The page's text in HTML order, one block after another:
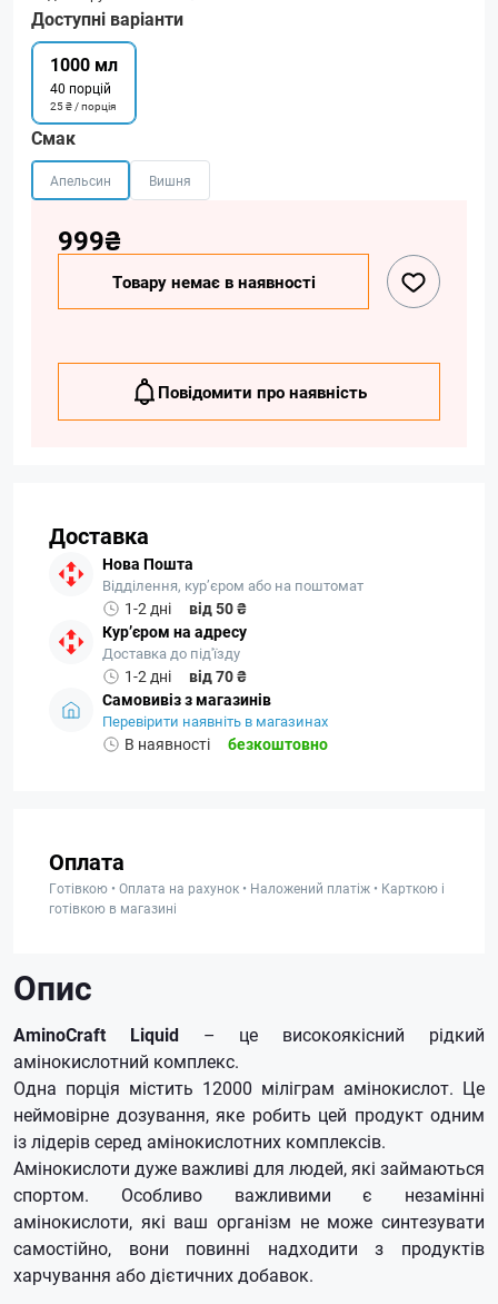
Доступні варіанти
1000 мл
40 порцій
25 ₴ / порція
Смак
Апельсин Вишня
999₴
Товару немає в наявності
Повідомити про наявність
Доставка
Нова Пошта
Відділення, кур’єром або на поштомат
1-2 дні
від 50 ₴
Кур’єром на адресу
Доставка до під'їзду
1-2 дні
від 70 ₴
Самовивіз з магазинів
Перевірити наявніть в магазинах
В наявності безкоштовно
Оплата
Готівкою • Оплата на рахунок • Наложений платіж • Карткою і
готівкою в магазині
Опис
AminoCraft Liquid– це високоякісний рідкий
амінокислотний комплекс.
Одна порція містить 12000 міліграм амінокислот. Це
неймовірне дозування, яке робить цей продукт одним
із лідерів серед амінокислотних комплексів.
Амінокислоти дуже важливі для людей, які займаються
спортом. Особливо важливими є незамінні
амінокислоти, які ваш організм не може синтезувати
самостійно, вони повинні надходити з продуктів
харчування або дієтичних добавок.